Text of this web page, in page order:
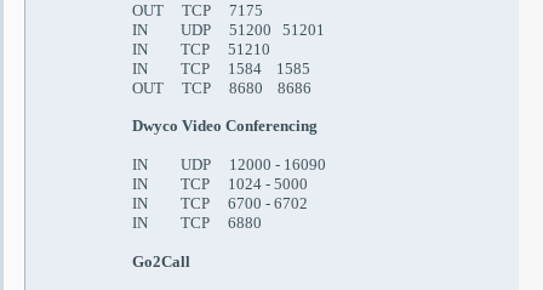
OUT TCP 7175
IN UDP 51200 51201
IN TCP 51210
IN TCP 1584 1585
OUT TCP 8680 8686
Dwyco Video Conferencing
IN UDP 12000 - 16090
IN TCP 1024 - 5000
IN TCP 6700 - 6702
IN TCP 6880
Go2Call